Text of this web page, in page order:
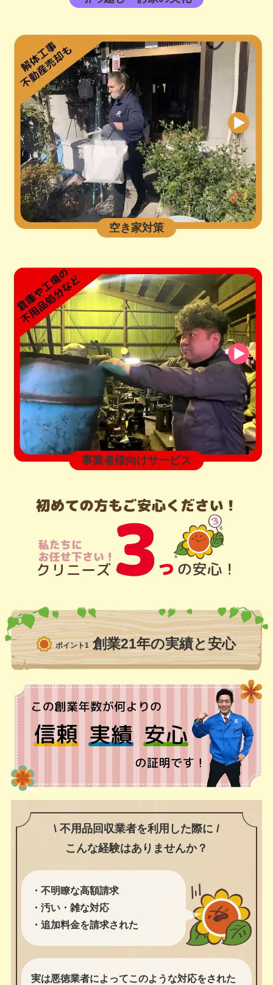
空き家対策
事業者様向けサービス
ポイント1 創業21年の実績と安心
\ 不用品回収業者を利用した際に /
こんな経験はありませんか？
・不明瞭な高額請求
・汚い・雑な対応
・追加料金を請求された
実は悪徳業者によってこのような対応をされた